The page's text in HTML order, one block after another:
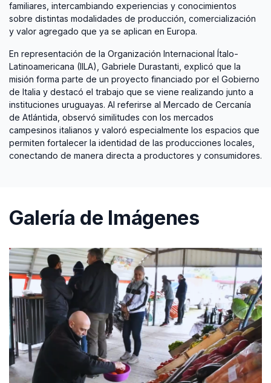
familiares, intercambiando experiencias y conocimientos
sobre distintas modalidades de producción, comercialización
y valor agregado que ya se aplican en Europa.
En representación de la Organización Internacional Ítalo-
Latinoamericana (IILA), Gabriele Durastanti, explicó que la
misión forma parte de un proyecto financiado por el Gobierno
de Italia y destacó el trabajo que se viene realizando junto a
instituciones uruguayas. Al referirse al Mercado de Cercanía
de Atlántida, observó similitudes con los mercados
campesinos italianos y valoró especialmente los espacios que
permiten fortalecer la identidad de las producciones locales,
conectando de manera directa a productores y consumidores.
Galería de Imágenes